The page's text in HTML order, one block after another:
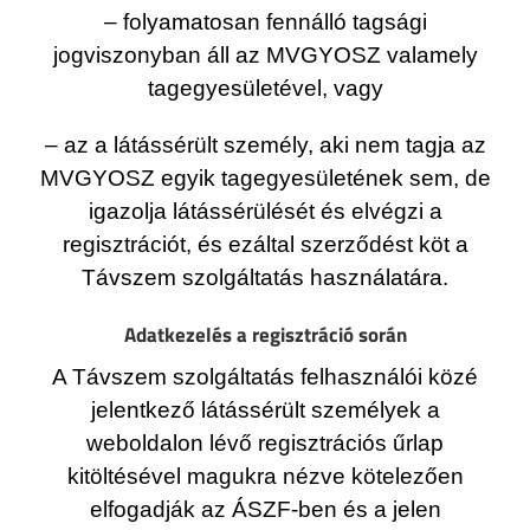
– folyamatosan fennálló tagsági
jogviszonyban áll az MVGYOSZ valamely
tagegyesületével, vagy
– az a látássérült személy, aki nem tagja az
MVGYOSZ egyik tagegyesületének sem, de
igazolja látássérülését és elvégzi a
regisztrációt, és ezáltal szerződést köt a
Távszem szolgáltatás használatára.
Adatkezelés a regisztráció során
A Távszem szolgáltatás felhasználói közé
jelentkező látássérült személyek a
weboldalon lévő regisztrációs űrlap
kitöltésével magukra nézve kötelezően
elfogadják az ÁSZF-ben és a jelen